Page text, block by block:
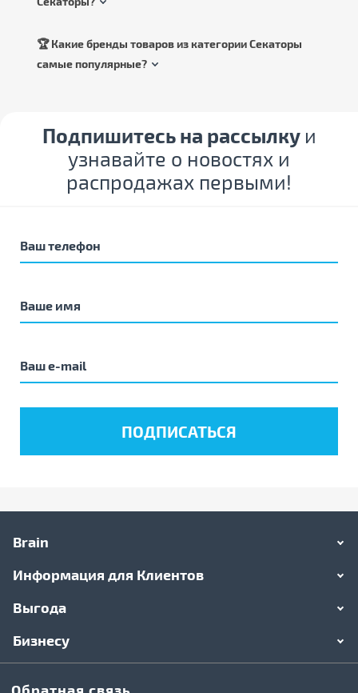
🏆 Какие бренды товаров из категории Секаторы
самые популярные?
Подпишитесь на рассылку и
узнавайте о новостях и
распродажах первыми!
Brain
Информация для Клиентов
Выгода
Бизнесу
Обратная связь